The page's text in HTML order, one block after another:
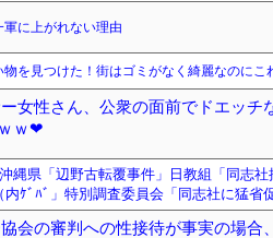
に上がれない理由
を見つけた！街はゴミがなく綺麗なのにこ
女性さん、公衆の面前でドエッチ
ｗ❤
縄県「辺野古転覆事件」日教組「同志
内ｹﾞﾊﾞ」特別調査委員会「同志社に猛省
会の審判への性接待が事実の場合